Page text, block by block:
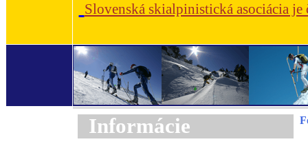
Slovenská skialpinistická asociácia
Informácie